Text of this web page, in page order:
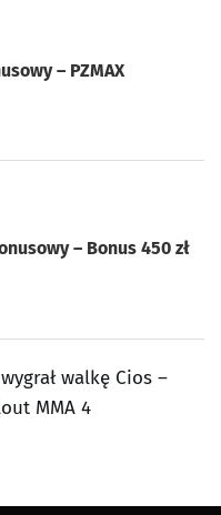
– PZMAX
– Bonus 450 zł
walkę Cios –
MMA 4